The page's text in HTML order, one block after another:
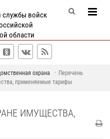
службы войск
области
охрана
Перечень
применяемые тарифы
ИМУЩЕСТВА,